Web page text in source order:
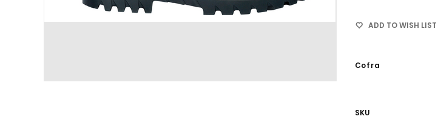
ADD TO WISH LIST
Cofra
SKU